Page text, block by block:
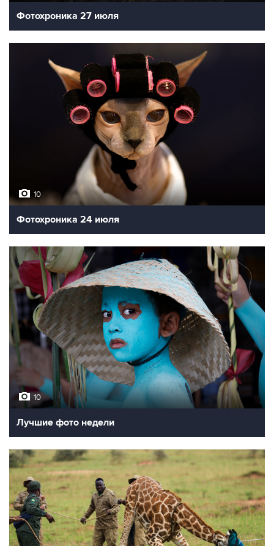
Фотохроника 27 июля
10
Фотохроника 24 июля
10
Лучшие фото недели